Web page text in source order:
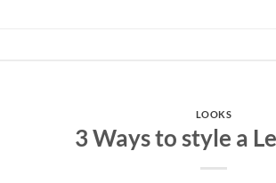
LOOKS
3 Ways to style a